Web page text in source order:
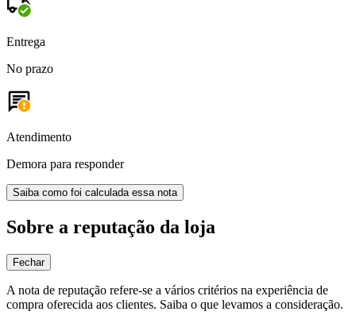
Entrega
No prazo
Atendimento
Demora para responder
Saiba como foi calculada essa nota
Sobre a reputação da loja
Fechar
A nota de reputação refere-se a vários critérios na experiência de
compra oferecida aos clientes. Saiba o que levamos a consideração.